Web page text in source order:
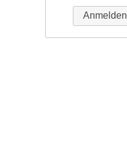
Anmelden